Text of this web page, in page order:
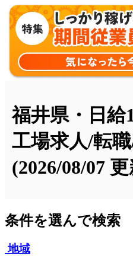
福井県・日給
工場求人/転
(2026/08/07
条件を選んで検索
地域